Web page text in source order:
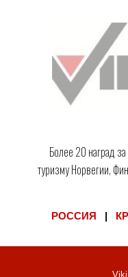
Более 20 наград
туризму Норвегии,
РОССИЯ